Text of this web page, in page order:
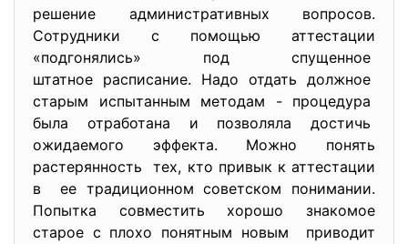
решение административных вопросов.
Сотрудники с помощью аттестации
«подгонялись» под спущенное
штатное расписание. Надо отдать должное
старым испытанным методам - процедура
была отработана и позволяла достичь
ожидаемого эффекта. Можно понять
растерянность тех, кто привык к аттестации
в ее традиционном советском понимании.
Попытка совместить хорошо знакомое
старое с плохо понятным новым приводит